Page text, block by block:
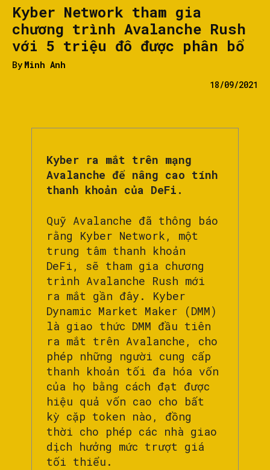
Kyber Network tham gia
chương trình Avalanche Rush
với 5 triệu đô được phân bổ
By Minh Anh
18/09/2021
Kyber ra mắt trên mạng
Avalanche để nâng cao tính
thanh khoản của DeFi.
Quỹ Avalanche đã thông báo
rằng Kyber Network, một
trung tâm thanh khoản
DeFi, sẽ tham gia chương
trình Avalanche Rush mới
ra mắt gần đây. Kyber
Dynamic Market Maker (DMM)
là giao thức DMM đầu tiên
ra mắt trên Avalanche, cho
phép những người cung cấp
thanh khoản tối đa hóa vốn
của họ bằng cách đạt được
hiệu quả vốn cao cho bất
kỳ cặp token nào, đồng
thời cho phép các nhà giao
dịch hưởng mức trượt giá
tối thiểu.